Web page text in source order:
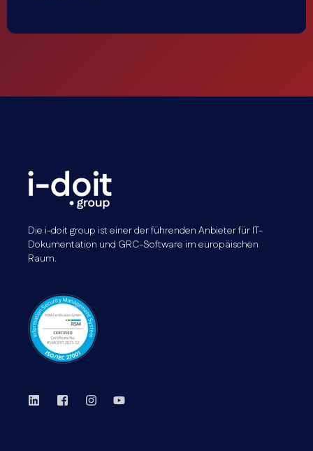
Die i-doit group ist einer der führenden Anbieter für IT-
Dokumentation und GRC-Software im europäischen
Raum.